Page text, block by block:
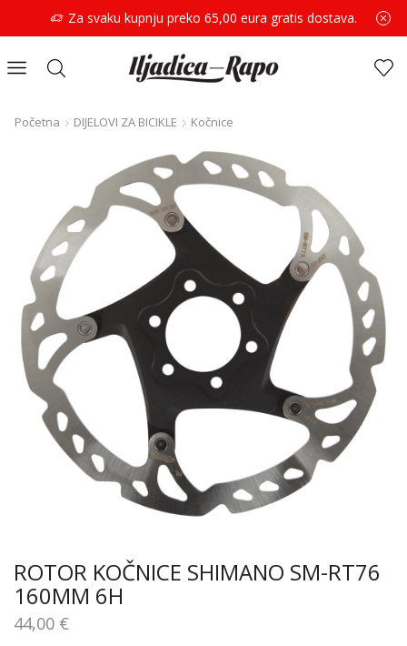
Za svaku kupnju preko 65,00 eura gratis dostava.
Početna DIJELOVI ZA BICIKLE Kočnice
ROTOR KOČNICE SHIMANO SM-RT76
160MM 6H
44,00 €